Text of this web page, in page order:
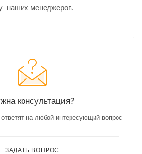
у наших менеджеров.
консультация?
на любой интересующий вопрос
ЗАДАТЬ ВОПРОС